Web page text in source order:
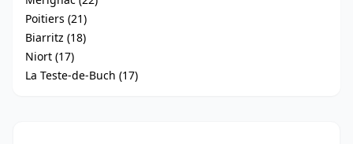
Poitiers (21)
Biarritz (18)
Niort (17)
La Teste-de-Buch (17)